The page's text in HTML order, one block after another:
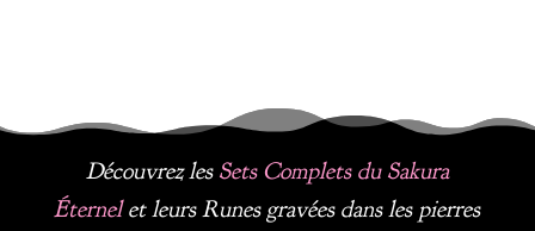
Découvrez les Sets Complets du Sakura
Éternelet leurs Runes gravées dans les pierres